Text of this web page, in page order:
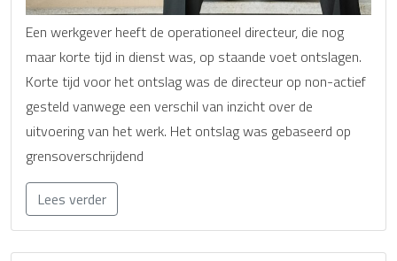
Een werkgever heeft de operationeel directeur, die nog
maar korte tijd in dienst was, op staande voet ontslagen.
Korte tijd voor het ontslag was de directeur op non-actief
gesteld vanwege een verschil van inzicht over de
uitvoering van het werk. Het ontslag was gebaseerd op
grensoverschrijdend
Lees verder